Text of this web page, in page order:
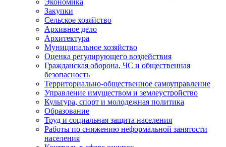
Экономика
Закупки
Сельское хозяйство
Архивное дело
Архитектура
Муниципальное хозяйство
Оценка регулирующего воздействия
Гражданская оборона, ЧС и общественная
безопасность
Территориально-общественное самоуправление
Управление имуществом и землеустройство
Культура, спорт и молодежная политика
Образование
Труд и социальная защита населения
Работы по снижению неформальной занятости
населения